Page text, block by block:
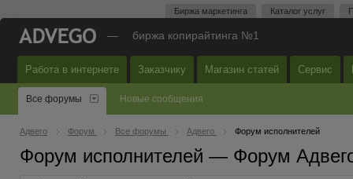
Биржа маркетинга Каталог услуг
— биржа копирайтинга №1
Работа в интернете Заказчику Магазин статей Сервис
Все форумы Новые сообщения
Адвего Форум Все форумы Адвего Форум исполнителей
Форум исполнителей — Форум